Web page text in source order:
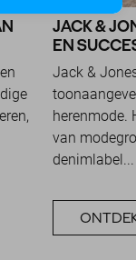
JACK &
EN
Jack &
herenmode.
van
denimlabel...